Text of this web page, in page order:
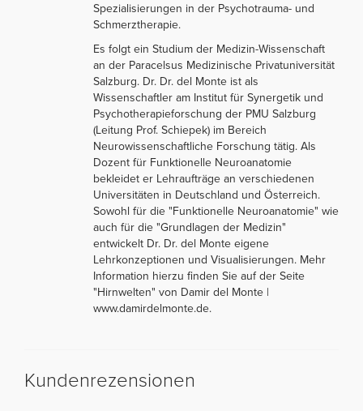
Spezialisierungen in der Psychotrauma- und
Schmerztherapie.
Es folgt ein Studium der Medizin-Wissenschaft
an der Paracelsus Medizinische Privatuniversität
Salzburg. Dr. Dr. del Monte ist als
Wissenschaftler am Institut für Synergetik und
Psychotherapieforschung der PMU Salzburg
(Leitung Prof. Schiepek) im Bereich
Neurowissenschaftliche Forschung tätig. Als
Dozent für Funktionelle Neuroanatomie
bekleidet er Lehraufträge an verschiedenen
Universitäten in Deutschland und Österreich.
Sowohl für die "Funktionelle Neuroanatomie" wie
auch für die "Grundlagen der Medizin"
entwickelt Dr. Dr. del Monte eigene
Lehrkonzeptionen und Visualisierungen. Mehr
Information hierzu finden Sie auf der Seite
"Hirnwelten" von Damir del Monte |
www.damirdelmonte.de.
Kundenrezensionen